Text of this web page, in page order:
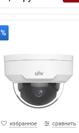
избранное сравнить